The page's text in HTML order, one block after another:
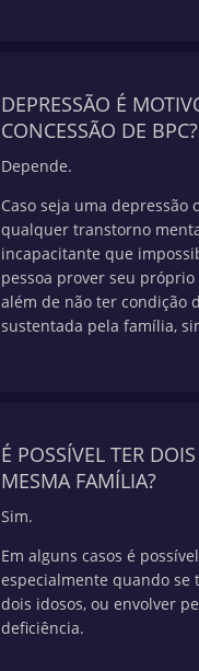
DEPRESSÃO É
CONCESSÃO DE BPC?
Depende.
Caso seja uma depressão
qualquer transtorno
incapacitante que
pessoa prover seu próprio
além de não ter condição
sustentada pela família,
É POSSÍVEL TER
MESMA FAMÍLIA?
Sim.
Em alguns casos é
especialmente quando se
dois idosos, ou envolver
deficiência.